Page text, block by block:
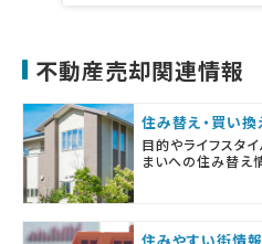
不動産売却関連情報
住み替え・買い換
目的やライフスタ
まいへの住み替え
住みやすい街情報